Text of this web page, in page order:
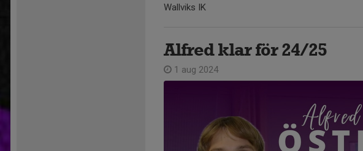
Wallviks IK
Alfred klar för 24/25
1 aug 2024